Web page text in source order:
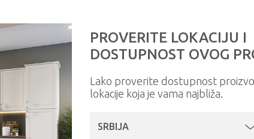
PROVERITE LOKACIJU I
DOSTUPNOST OVOG
Lako proverite dostupnost
lokacije koja je vama najbliža.
SRBIJA